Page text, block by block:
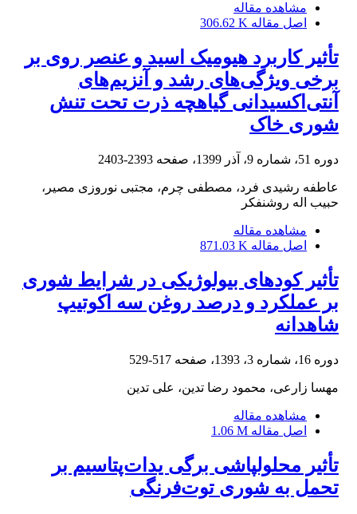
مشاهده مقاله
اصل مقاله 306.62 K
تأثیر کاربرد هیومیک اسید و عنصر روی بر
برخی ویژگی‌های رشد و آنزیم‌های
آنتی‌اکسیدانی گیاهچه ذرت تحت تنش
شوری خاک
دوره 51، شماره 9، آذر 1399، صفحه 2393-2403
عاطفه رشیدی فرد، مصطفی چرم، مجتبی نوروزی مصیر،
حبیب اله روشنفکر
مشاهده مقاله
اصل مقاله 871.03 K
تأثیر کودهای بیولوژیکی در شرایط شوری
بر عملکرد و درصد روغن سه اکوتیپ
شاهدانه
دوره 16، شماره 3، 1393، صفحه 517-529
مهسا زارعی، محمود رضا تدین، علی تدین
مشاهده مقاله
اصل مقاله 1.06 M
تأثیر محلولپاشی برگی یدات‌پتاسیم بر
تحمل به شوری توت‌فرنگی